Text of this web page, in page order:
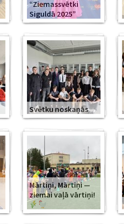
“Ziemassvētki
Siguldā 2025”
Svētku noskaņās
Mārtiņi, Mārtiņi —
ziemai vaļā vārtiņi!